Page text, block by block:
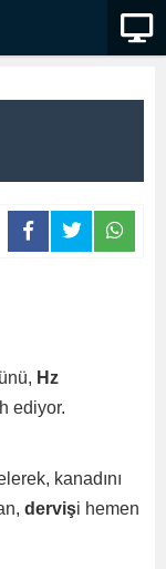
Hz
ediyor.
kanadını
dervişi hemen